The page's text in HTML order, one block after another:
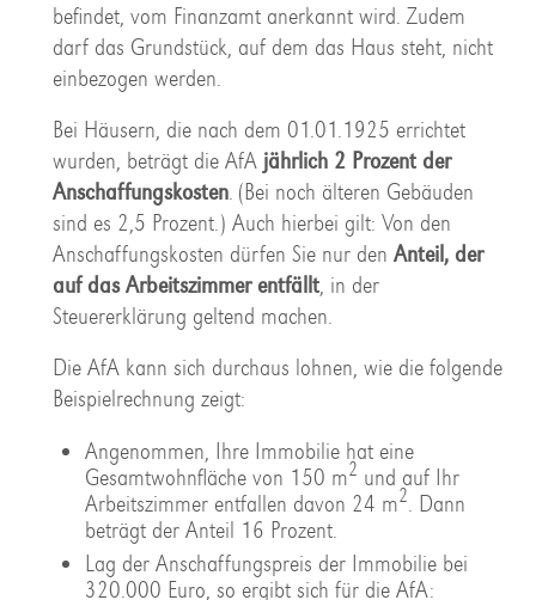
befindet, vom Finanzamt anerkannt wird. Zudem
darf das Grundstück, auf dem das Haus steht, nicht
einbezogen werden.
Bei Häusern, die nach dem 01.01.1925 errichtet
wurden, beträgt die AfA jährlich 2 Prozent der
Anschaffungskosten. (Bei noch älteren Gebäuden
sind es 2,5 Prozent.) Auch hierbei gilt: Von den
Anschaffungskosten dürfen Sie nur den Anteil, der
auf das Arbeitszimmer entfällt, in der
Steuererklärung geltend machen.
Die AfA kann sich durchaus lohnen, wie die folgende
Beispielrechnung zeigt:
Angenommen, Ihre Immobilie hat eine
Gesamtwohnfläche von 150 m2 und auf Ihr
Arbeitszimmer entfallen davon 24 m2 . Dann
beträgt der Anteil 16 Prozent.
Lag der Anschaffungspreis der Immobilie bei
320.000 Euro, so ergibt sich für die AfA: